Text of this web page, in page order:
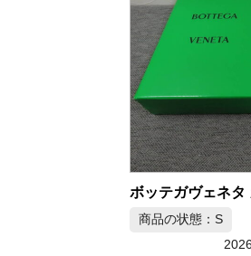
商品の状態：S